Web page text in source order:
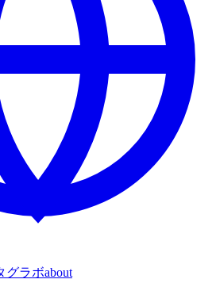
グラボabout